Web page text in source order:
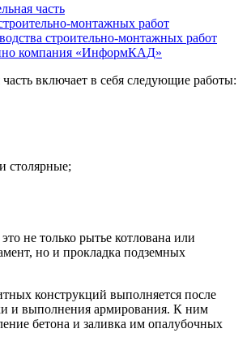
часть
монтажных работ
строительно-монтажных работ
компания «ИнформКАД»
включает в себя следующие работы:
столярные;
не только рытье котлована или
но и прокладка подземных
конструкций выполняется после
и выполнения армирования. К ним
бетона и заливка им опалубочных